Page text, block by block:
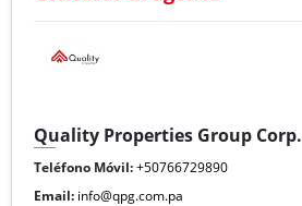
Quality Properties Group Corp.
Teléfono Móvil:+50766729890
Email: info@qpg.com.pa